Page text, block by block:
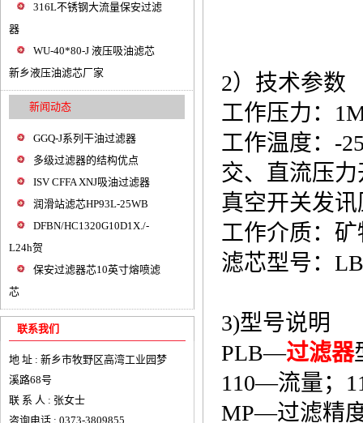
316L不锈钢大流量保安过滤
器
WU-40*80-J 液压吸油滤芯
新乡液压油滤芯厂家
新闻动态
GGQ-J系列干油过滤器
多级过滤器的结构优点
ISV CFFA XNJ吸油过滤器
润滑站滤芯HP93L-25WB
DFBN/HC1320G10D1X./-
L24h贺
保安过滤器芯10英寸熔喷滤
芯
联系我们
地 址 : 新乡市牧野区高湾工业园梦
溪路68号
联 系 人 : 张女士
咨询电话 : 0373-3809855
2）技术参数
工作压力：
工作温度：-
交、直流压力
真空开关发讯
工作介质：
滤芯型号：
3)型号说明
PLB—过滤器
110—流量；
MP—过滤精